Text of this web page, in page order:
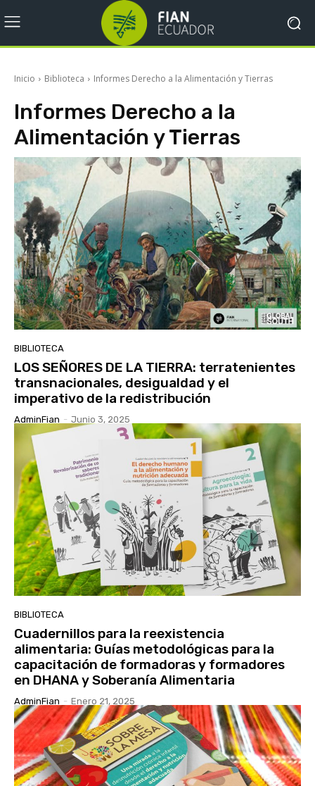
Inicio Biblioteca Informes Derecho a la Alimentación y Tierras
Informes Derecho a la
Alimentación y Tierras
BIBLIOTECA
LOS SEÑORES DE LA TIERRA: terratenientes
transnacionales, desigualdad y el
imperativo de la redistribución
AdminFian - Junio 3, 2025
BIBLIOTECA
Cuadernillos para la reexistencia
alimentaria: Guías metodológicas para la
capacitación de formadoras y formadores
en DHANA y Soberanía Alimentaria
AdminFian - Enero 21, 2025